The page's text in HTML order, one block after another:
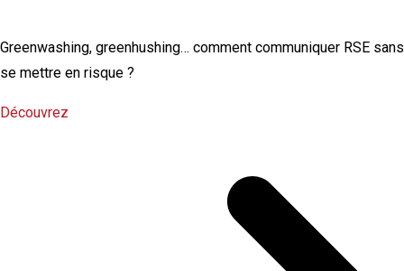
Greenwashing, greenhushing… comment communiquer RSE sans
se mettre en risque ?
Découvrez